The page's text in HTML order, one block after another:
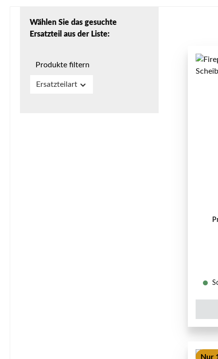
Wählen Sie das gesuchte
Ersatzteil aus der Liste:
Produkte filtern
Ersatzteilart
Nur